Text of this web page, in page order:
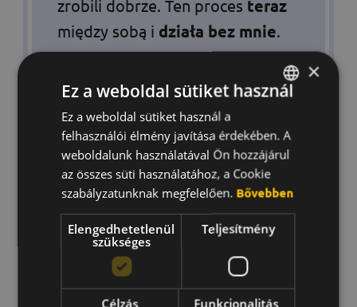
zrobili dobrze. Ten proces teraz
między sobą i działa bez mnie.
Czy w firmie istnieje jakiś
charakterystyczny system nagród
Beeward?
Nie, wybór jest bardzo szeroki. Widzę, że
jeśli prezent jest pomysłowy, to samo jego
zdobycie stanowi motywację. Znam kilka
przypadków, w których właśnie to
ENGLISH
KOREAN
×
Ez a weboldal sütiket használ
Ez a weboldal sütiket használ a
felhasználói élmény javítása érdekében. A
weboldalunk használatával Ön hozzájárul
az összes süti használatához, a Cookie
szabályzatunknak megfelelően. Bővebben
Elengedhetetlenül
szükséges
Teljesítmény
Célzás Funkcionalitás